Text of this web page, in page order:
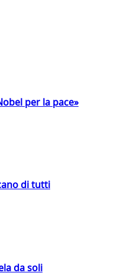
per la pace»
di tutti
da soli